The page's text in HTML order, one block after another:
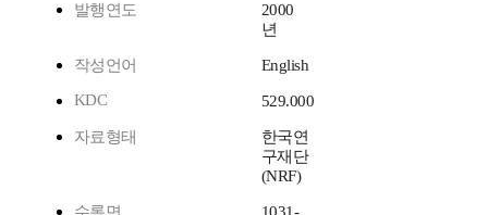
발행연도
2000
년
작성언어
English
KDC
529.000
자료형태
한국연
구재단
(NRF)